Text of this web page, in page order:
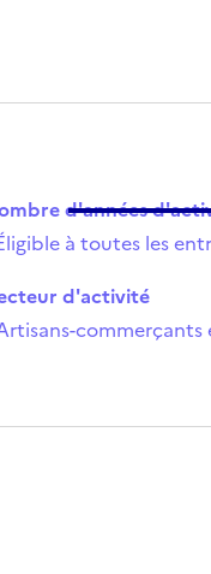
d'années
à toutes les
d'activité
commerçants